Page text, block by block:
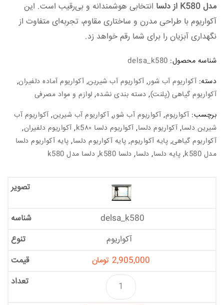
مدل K580 از دلسا
انتخابی هوشمندانه و بی‌رقیب است. این
آکواریوم با طراحی مدرن و ساختاری مقاوم، تجربه‌ای متفاوت از
نگهداری آبزیان را برای شما رقم خواهد زد.
شناسه محصول: delsa_k580
دسته: آکواریوم آب شور, آکواریوم آب شیرین, آکواریوم آماده دلفیران,
آکواریوم گیاهی (پلنت), دسته بندی نشده, لوازم و مواد مصرفی
برچسب: آکواریوم, آکواریوم آب شور, آکواریوم آب شیرین, آکواریوم آب
شیرین دلسا, آکواریوم دلسا, آکواریوم دلسا k5۸۰ , آکواریوم دلفیران,
آکواریوم گیاهی, پایه آکواریوم, پایه آکواریوم دلسا, پایه آکواریوم دلسا
مدل k580
, پایه دلسا, دلسا, دلسا k580 , دلسا مدل k580
delsa_k580
آکواریوم
2,905,000 تومان